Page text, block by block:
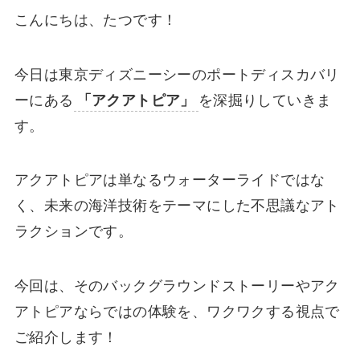
こんにちは、たつです！
今日は東京ディズニーシーのポートディスカバリ
ーにある
「アクアトピア」
を深掘りしていきま
す。
アクアトピアは単なるウォーターライドではな
く、未来の海洋技術をテーマにした不思議なアト
ラクションです。
今回は、そのバックグラウンドストーリーやアク
アトピアならではの体験を、ワクワクする視点で
ご紹介します！